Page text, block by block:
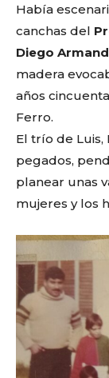
Había
canchas del
Diego
madera
años
Ferro.
El trío de
pegados,
planear unas
mujeres y los